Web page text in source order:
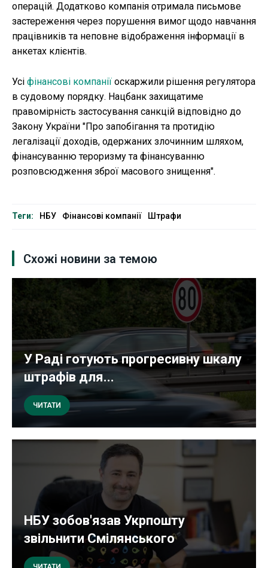
операцій. Додатково компанія отримала письмове
застереження через порушення вимог щодо навчання
працівників та неповне відображення інформації в
анкетах клієнтів.
Усі фінансові компанії оскаржили рішення регулятора
в судовому порядку. Нацбанк захищатиме
правомірність застосування санкцій відповідно до
Закону України "Про запобігання та протидію
легалізації доходів, одержаних злочинним шляхом,
фінансуванню тероризму та фінансуванню
розповсюдження зброї масового знищення".
Теги: НБУ Фінансові компанії Штрафи
Схожі новини за темою
У Раді готують прогресивну шкалу
штрафів для...
ЧИТАТИ
НБУ зобов'язав Укрпошту
звільнити Смілянського